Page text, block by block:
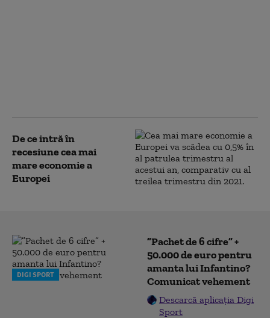
De ce intră în
recesiune cea mai
mare economie a
Europei
DIGI SPORT
”Pachet de 6 cifre” +
50.000 de euro pentru
amanta lui Infantino?
Comunicat vehement
Descarcă aplicația Digi
Sport